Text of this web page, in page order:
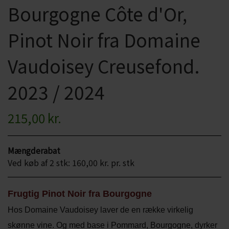
CHARDONNAY
MERLOT
PINOT NOIR
RIESLING
CHOKOLADE, LAKRIDS ETC
ØL
CIDER
TONICS OG VAND
Bourgogne Côte d'Or,
Pinot Noir fra Domaine
Vaudoisey Creusefond.
2023 / 2024
215,00 kr.
Mængderabat
Ved køb af 2 stk: 160,00 kr. pr. stk
Frugtig Pinot Noir fra Bourgogne
Hos Domaine Vaudoisey laver de en række virkelig
skønne vine. Og med base i Pommard, Bourgogne, dyrker